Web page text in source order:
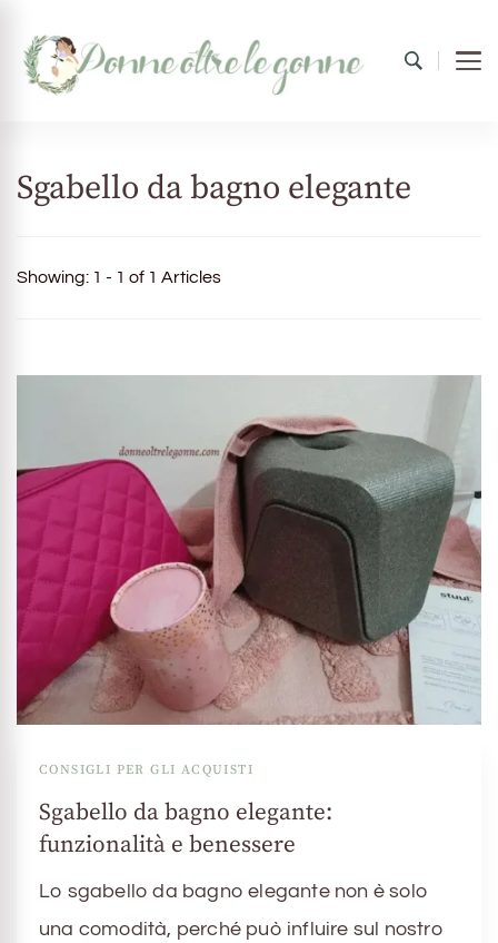
Sgabello da bagno elegante
Showing: 1 - 1 of 1 Articles
CONSIGLI PER GLI ACQUISTI
Sgabello da bagno elegante:
funzionalità e benessere
Lo sgabello da bagno elegante non è solo
una comodità, perché può influire sul nostro